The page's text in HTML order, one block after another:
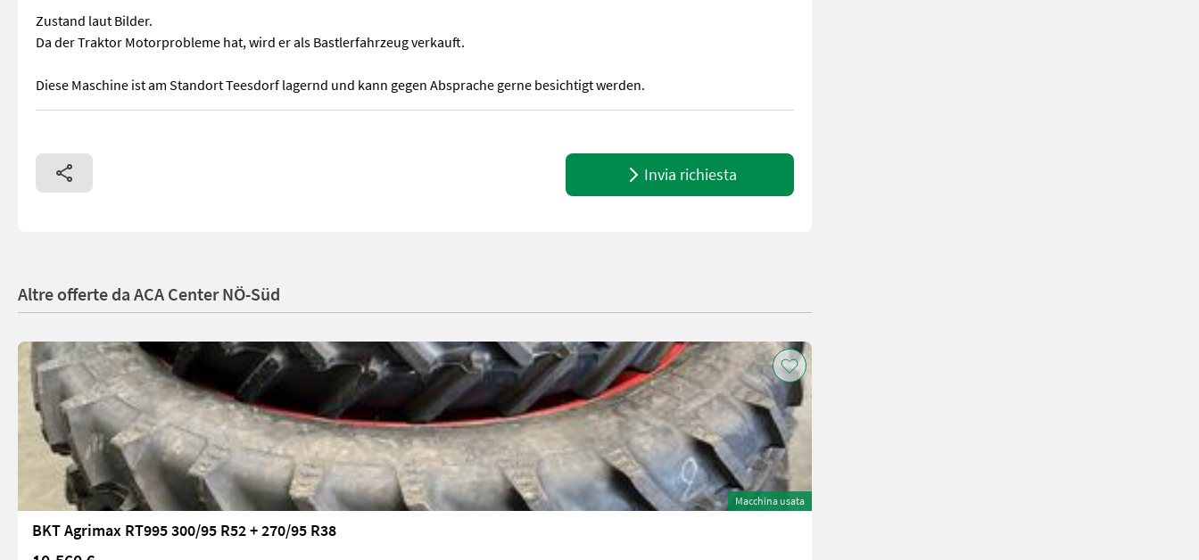
Zustand laut Bilder.
Da der Traktor Motorprobleme hat, wird er als Bastlerfahrzeug verkauft.
Diese Maschine ist am Standort Teesdorf lagernd und kann gegen Absprache gerne besichtigt werden.
Verkauft wird dieser Valtra S294 mit erst 4720 Betriebsstunden. Ausstattung: - Frontkraftheber - Automatische Anhängekupplung 38er Bolzen - Kugelkopfkupplung K80 - 6 Steuergeräte hinten
Invia richiesta
Altre offerte da ACA Center NÖ-Süd
Macchina usata
BKT Agrimax RT995 300/95 R52 + 270/95 R38